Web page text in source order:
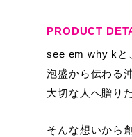
PRODUCT
see em why kと
泡盛から伝わる
大切な人へ贈り
そんな想いから